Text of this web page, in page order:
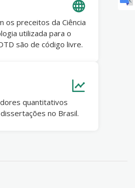
os preceitos da Ciência
utilizada para o
são de código livre.
quantitativos
no Brasil.